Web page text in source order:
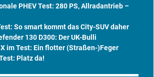
PHEV Test: 280 PS, Allradantrieb –
So smart kommt das City-SUV daher
130 D300: Der UK-Bulli
im Test: Ein flotter (Straßen-)Feger
Platz da!